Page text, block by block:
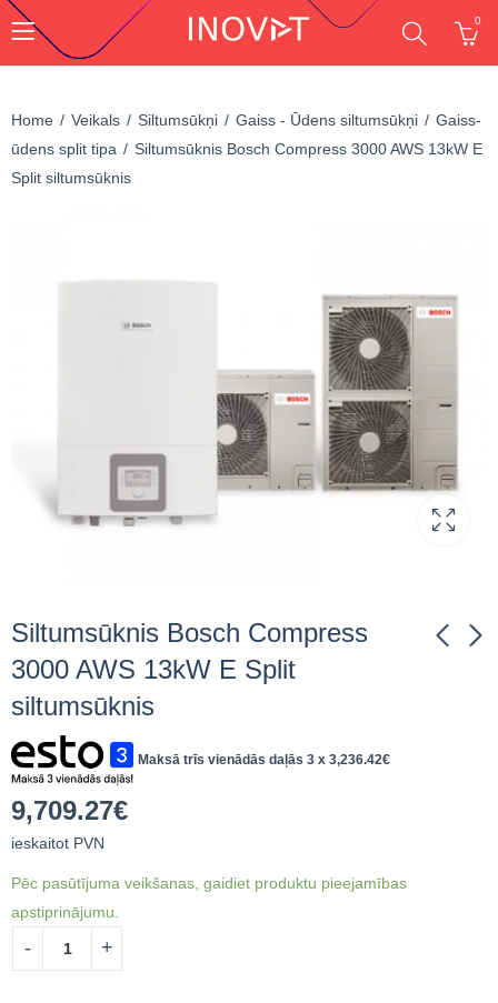
0
Home Veikals Siltumsūkņi Gaiss - Ūdens siltumsūkņi
Gaiss-
ūdens split tipa
Siltumsūknis Bosch Compress 3000 AWS 13kW E
Split siltumsūknis
Siltumsūknis Bosch Compress
3000 AWS 13kW E Split
siltumsūknis
13 M 14,2 kW Split
12,741.66€
6 M 8,4 kW Split
9,508.43
Maksā trīs vienādās daļās 3 x 3,236.42€
9,709.27€
ieskaitot PVN
Pēc pasūtījuma veikšanas, gaidiet produktu pieejamības
apstiprinājumu.